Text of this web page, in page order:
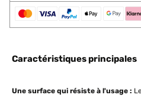
Caractéristiques principales
Une surface qui résiste à l'usage :